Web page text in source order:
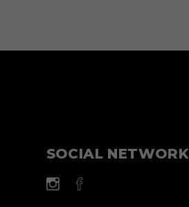
SOCIAL NETWORK